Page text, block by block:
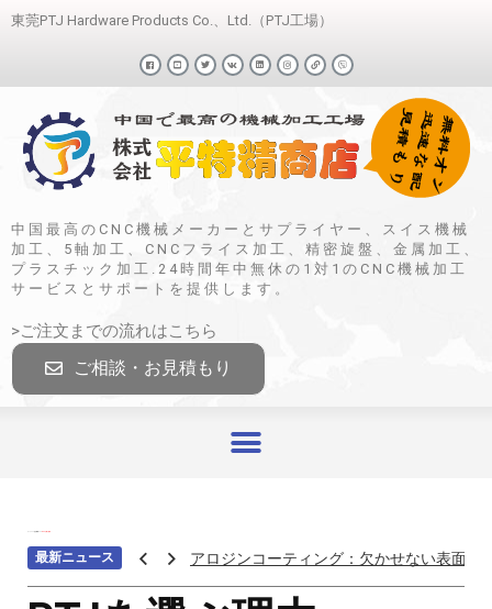
東莞PTJ Hardware Products Co.、Ltd.（PTJ工場）
中国最高のCNC機械メーカーとサプライヤー、スイス機械
加工、5軸加工、CNCフライス加工、精密旋盤、金属加工、
プラスチック加工.24時間年中無休の1対1のCNC機械加工
サービスとサポートを提供します。
>ご注文までの流れはこちら
ご相談・お見積もり
最新ニュース
アロジンコーティング：欠かせない表面処
アームス ブロンズ